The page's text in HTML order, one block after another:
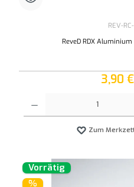
REV-
ReveD RDX
3,90
Zum
Vorrätig
%